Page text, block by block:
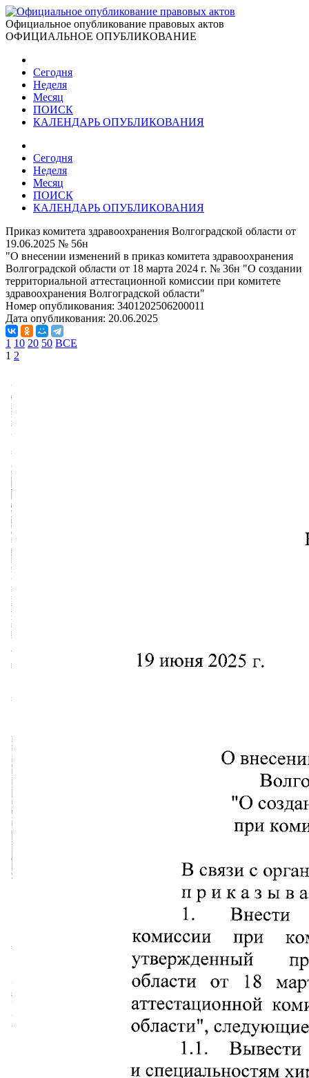
Официальное опубликование правовых актов
ОФИЦИАЛЬНОЕ ОПУБЛИКОВАНИЕ
Сегодня
Неделя
Месяц
ПОИСК
КАЛЕНДАРЬ ОПУБЛИКОВАНИЯ
Сегодня
Неделя
Месяц
ПОИСК
КАЛЕНДАРЬ ОПУБЛИКОВАНИЯ
Приказ комитета здравоохранения Волгоградской области от
19.06.2025 № 56н
"О внесении изменений в приказ комитета здравоохранения
Волгоградской области от 18 марта 2024 г. № 36н "О создании
территориальной аттестационной комиссии при комитете
здравоохранения Волгоградской области"
Номер опубликования: 3401202506200011
Дата опубликования: 20.06.2025
1 10 20 50 ВСЕ
1 2